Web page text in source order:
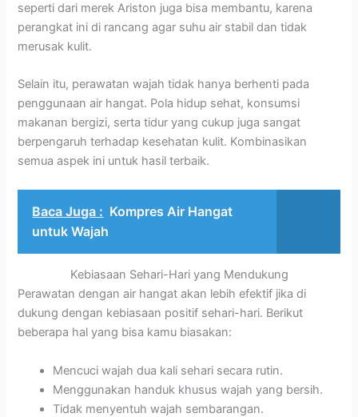
seperti dari merek Ariston juga bisa membantu, karena
perangkat ini di rancang agar suhu air stabil dan tidak
merusak kulit.
Selain itu, perawatan wajah tidak hanya berhenti pada
penggunaan air hangat. Pola hidup sehat, konsumsi
makanan bergizi, serta tidur yang cukup juga sangat
berpengaruh terhadap kesehatan kulit. Kombinasikan
semua aspek ini untuk hasil terbaik.
Baca Juga : Kompres Air Hangat
untuk Wajah
Kebiasaan Sehari-Hari yang Mendukung
Perawatan dengan air hangat akan lebih efektif jika di
dukung dengan kebiasaan positif sehari-hari. Berikut
beberapa hal yang bisa kamu biasakan:
Mencuci wajah dua kali sehari secara rutin.
Menggunakan handuk khusus wajah yang bersih.
Tidak menyentuh wajah sembarangan.